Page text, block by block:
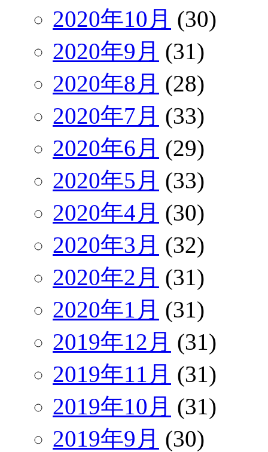
2020年10月 (30)
2020年9月 (31)
2020年8月 (28)
2020年7月 (33)
2020年6月 (29)
2020年5月 (33)
2020年4月 (30)
2020年3月 (32)
2020年2月 (31)
2020年1月 (31)
2019年12月 (31)
2019年11月 (31)
2019年10月 (31)
2019年9月 (30)